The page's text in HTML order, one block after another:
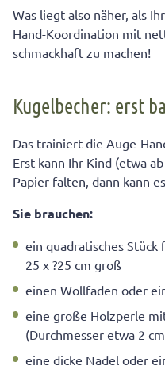
Was liegt also näher, als
Hand-Koordination mit
schmackhaft zu machen!
Kugelbecher: erst
Das trainiert die Auge-
Erst kann Ihr Kind (etwa
Papier falten, dann kann
Sie brauchen:
ein quadratisches Stück
25 x ?25 cm groß
einen Wollfaden oder
eine große Holzperle
(Durchmesser etwa 2
eine dicke Nadel oder